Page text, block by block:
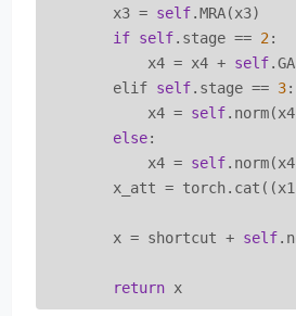
        x3 =
self.MRA(x3)
if self.stage == 2:
            x4 = x4 +
self
        elif
self.stage == 3:
            x4 =
self
else:
            x4 =
self
x_att =
        x = shortcut +
self
return